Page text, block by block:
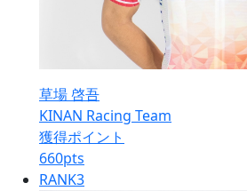
草場 啓吾
KINAN Racing Team
獲得ポイント
660pts
RANK3